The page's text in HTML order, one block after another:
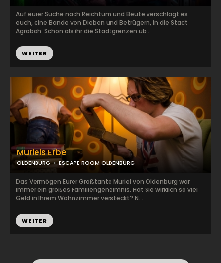
Auf eurer Suche nach Reichtum und Beute verschlägt es
euch, eine Bande von Dieben und Betrügern, in die Stadt
Agrabah. Schon als ihr die Stadtgrenzen üb...
WEITER
Muriels Erbe
OLDENBURG ESCAPE ROOM OLDENBURG
Das Vermögen Eurer Großtante Muriel von Oldenburg war
immer ein großes Familiengeheimnis. Hat Sie wirklich so viel
Geld in Ihrem Wohnzimmer versteckt? N...
WEITER